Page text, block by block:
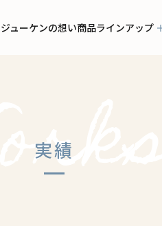
ジューケンの想い商品ラインアップ
実績